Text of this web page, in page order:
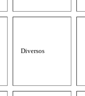
Diversos